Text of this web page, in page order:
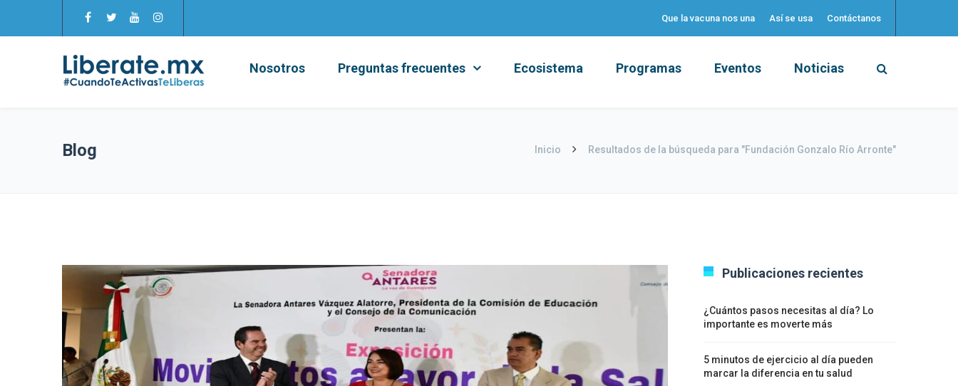
Que la vacuna nos una Así se usa Contáctanos
Nosotros Preguntas frecuentes Ecosistema Programas Eventos Noticias
Blog Inicio Resultados de la búsqueda para "Fundación Gonzalo Río Arronte"
Publicaciones recientes
¿Cuántos pasos necesitas al día? Lo
importante es moverte más
5 minutos de ejercicio al día pueden
marcar la diferencia en tu salud